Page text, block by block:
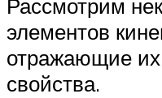
Рассмотрим
элементов
отражающие
свойства.